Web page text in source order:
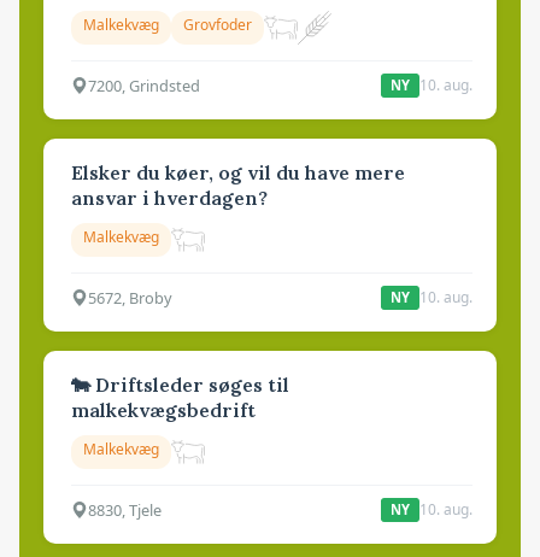
Malkekvæg Grovfoder
7200, Grindsted NY 10. aug.
Elsker du køer, og vil du have mere
ansvar i hverdagen?
Malkekvæg
5672, Broby NY 10. aug.
🐄 Driftsleder søges til
malkekvægsbedrift
Malkekvæg
8830, Tjele NY 10. aug.